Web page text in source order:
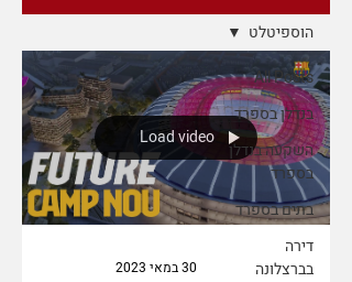
All Posts
בנדלן בספרד
השקעה בנדלן
בספרד
בתים בספרד
דירה
בברצלונה
הוספיטלט
Load video
30 במאי 2023